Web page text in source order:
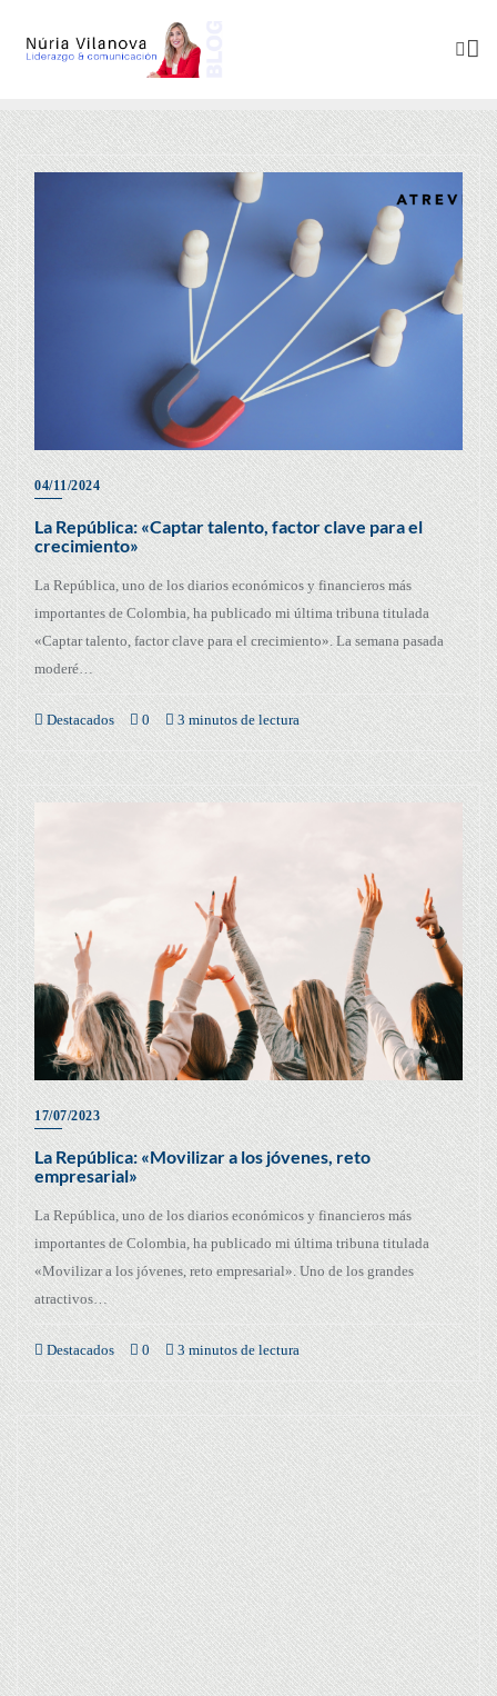
04/11/2024
La República: «Captar talento, factor clave para el
crecimiento»
La República, uno de los diarios económicos y financieros más
importantes de Colombia, ha publicado mi última tribuna titulada
«Captar talento, factor clave para el crecimiento». La semana pasada
moderé…
Destacados 0 3 minutos de lectura
17/07/2023
La República: «Movilizar a los jóvenes, reto
empresarial»
La República, uno de los diarios económicos y financieros más
importantes de Colombia, ha publicado mi última tribuna titulada
«Movilizar a los jóvenes, reto empresarial». Uno de los grandes
atractivos…
Destacados 0 3 minutos de lectura